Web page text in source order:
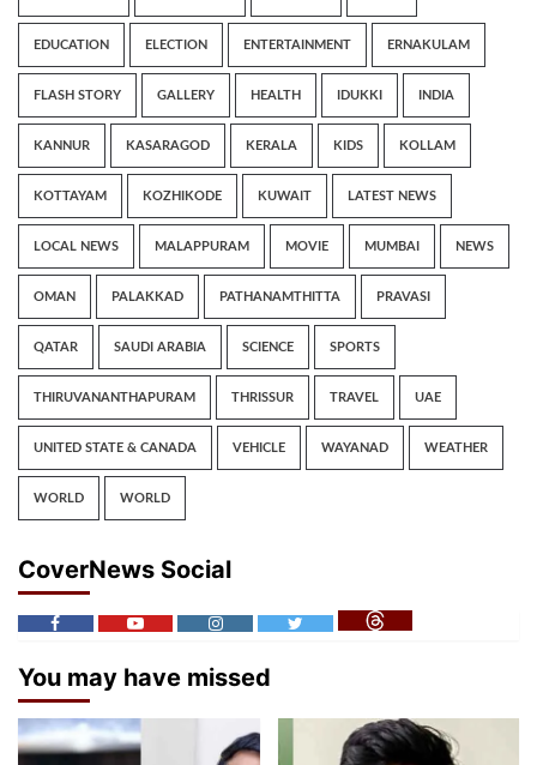
EDUCATION ELECTION ENTERTAINMENT ERNAKULAM
FLASH STORY GALLERY HEALTH IDUKKI INDIA
KANNUR KASARAGOD KERALA KIDS KOLLAM
KOTTAYAM KOZHIKODE KUWAIT LATEST NEWS
LOCAL NEWS MALAPPURAM MOVIE MUMBAI NEWS
OMAN PALAKKAD PATHANAMTHITTA PRAVASI
QATAR SAUDI ARABIA SCIENCE SPORTS
THIRUVANANTHAPURAM THRISSUR TRAVEL UAE
UNITED STATE & CANADA VEHICLE WAYANAD WEATHER
WORLD WORLD
CoverNews Social
You may have missed